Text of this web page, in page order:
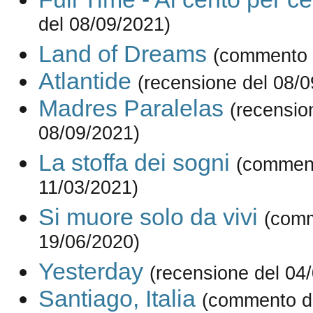
del 08/09/2021)
Land of Dreams
Atlantide (recensione del 08/
Madres Paralelas
08/09/2021)
La stoffa dei sogni
11/03/2021)
Si muore solo da vivi
19/06/2020)
Yesterday (recensione del
Santiago, Italia (commento